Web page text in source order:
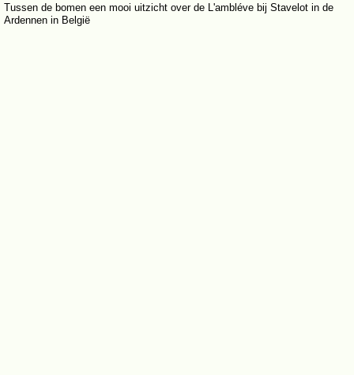
Tussen de bomen een mooi uitzicht over de L'ambléve bij Stavelot in de
Ardennen in België